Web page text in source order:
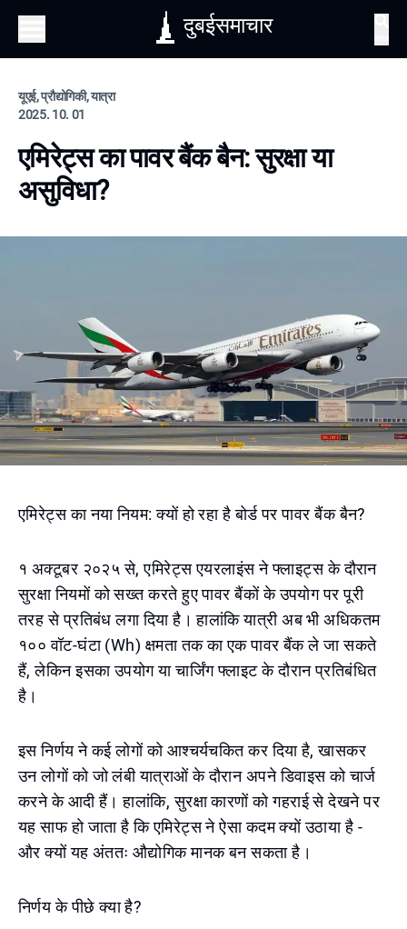
दुबईसमाचार
यूएई, प्रौद्योगिकी, यात्रा
2025. 10. 01
एमिरेट्स का पावर बैंक बैन: सुरक्षा या
असुविधा?
एमिरेट्स का नया नियम: क्यों हो रहा है बोर्ड पर पावर बैंक बैन?
१ अक्टूबर २०२५ से, एमिरेट्स एयरलाइंस ने फ्लाइट्स के दौरान
सुरक्षा नियमों को सख्त करते हुए पावर बैंकों के उपयोग पर पूरी
तरह से प्रतिबंध लगा दिया है। हालांकि यात्री अब भी अधिकतम
१०० वॉट-घंटा (Wh) क्षमता तक का एक पावर बैंक ले जा सकते
हैं, लेकिन इसका उपयोग या चार्जिंग फ्लाइट के दौरान प्रतिबंधित
है।
इस निर्णय ने कई लोगों को आश्चर्यचकित कर दिया है, खासकर
उन लोगों को जो लंबी यात्राओं के दौरान अपने डिवाइस को चार्ज
करने के आदी हैं। हालांकि, सुरक्षा कारणों को गहराई से देखने पर
यह साफ हो जाता है कि एमिरेट्स ने ऐसा कदम क्यों उठाया है -
और क्यों यह अंततः औद्योगिक मानक बन सकता है।
निर्णय के पीछे क्या है?